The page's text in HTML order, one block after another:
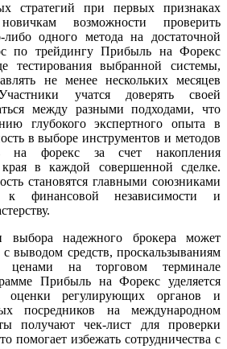
стратегий при первых признаках
возможности проверить
либо одного метода на достаточной
по трейдингу Прибыль на Форекс
тестирования выбранной системы,
не менее нескольких месяцев
учатся доверять своей
между разными подходами, что
глубокого экспертного опыта в
в выборе инструментов и методов
на форекс за счет накопления
в каждой совершенной сделке.
становятся главными союзниками
финансовой независимости и
выбора надежного брокера может
выводом средств, проскальзываниям
на торговом терминале
Прибыль на Форекс уделяется
оценки регулирующих органов и
посредников на международном
получают чек-лист для проверки
помогает избежать сотрудничества с